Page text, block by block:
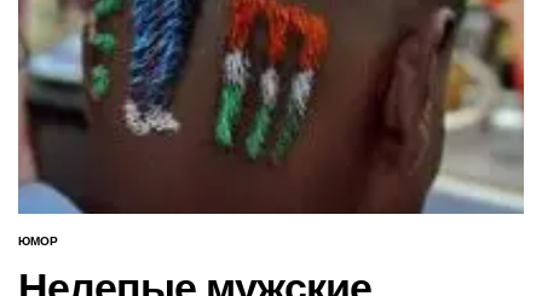
ОПУБЛИКОВАНО
ЮМОР